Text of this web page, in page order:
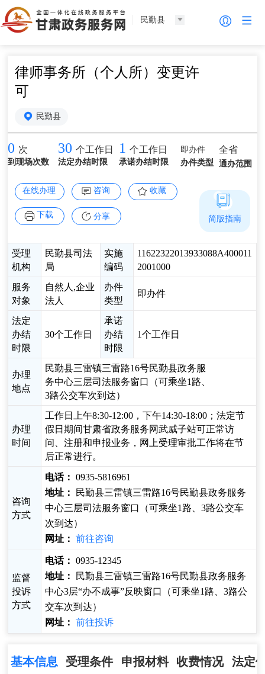
民勤县
律师事务所（个人所）变更许
可
民勤县
0 次
到现场次数
30 个工作日
法定办结时限
1 个工作日
承诺办结时限
即办件
办件类型
全省
通办范围
在线办理 咨询 收藏
下载 分享
受理
机构
民勤县司法
局
实施
编码
11622322013933088A400011
2001000
服务
对象
自然人,企业
法人
办件
类型
即办件
法定
办结
时限
30个工作日
承诺
办结
时限
1个工作日
办理
地点
民勤县三雷镇三雷路16号民勤县政务服
务中心三层司法服务窗口（可乘坐1路、
3路公交车次到达）
办理
时间
工作日上午8:30-12:00，下午14:30-18:00；法定节
假日期间甘肃省政务服务网武威子站可正常访
问、注册和申报业务，网上受理审批工作将在节
后正常进行。
咨询
方式
电话： 0935-5816961
地址：
民勤县三雷镇三雷路16号民勤县政务服务
中心三层司法服务窗口（可乘坐1路、3路公交车
次到达）
网址： 前往咨询
监督
投诉
方式
电话： 0935-12345
地址：
民勤县三雷镇三雷路16号民勤县政务服务
中心3层“办不成事”反映窗口（可乘坐1路、3路公
交车次到达）
网址： 前往投诉
简版指南
基本信息 受理条件 申报材料 收费情况 法定